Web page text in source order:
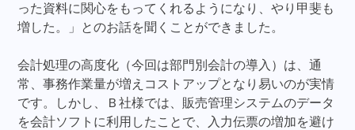
った資料に関心をもってくれるようになり、やり甲斐も
増した。」とのお話を聞くことができました。
会計処理の高度化（今回は部門別会計の導入）は、通
常、事務作業量が増えコストアップとなり易いのが実情
です。しかし、Ｂ社様では、販売管理システムのデータ
を会計ソフトに利用したことで、入力伝票の増加を避け